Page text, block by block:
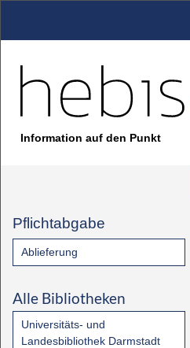
Information auf den Punkt
Pflichtabgabe
Ablieferung
Alle Bibliotheken
Universitäts- und
Landesbibliothek Darmstadt